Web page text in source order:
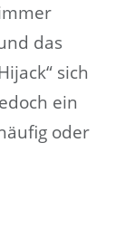
das
sich
ein
oder